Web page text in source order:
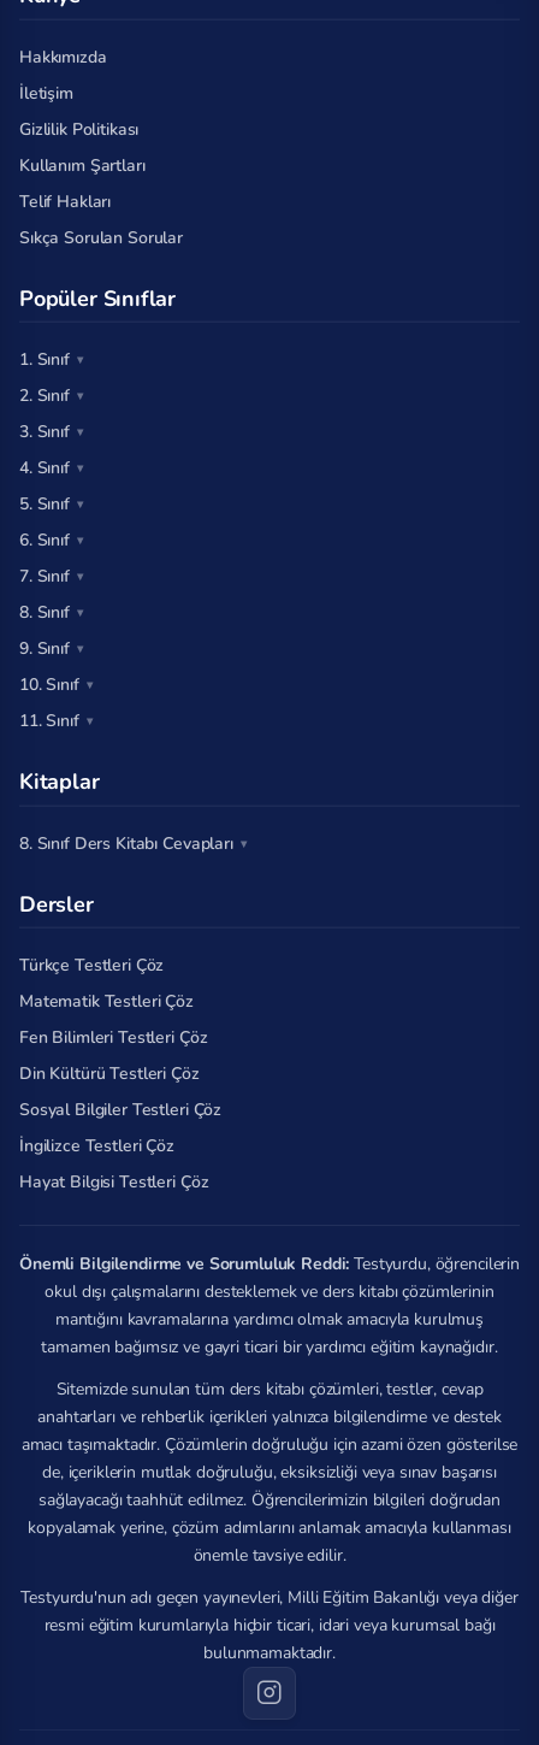
Hakkımızda
İletişim
Gizlilik Politikası
Kullanım Şartları
Telif Hakları
Sıkça Sorulan Sorular
Popüler Sınıflar
1. Sınıf
2. Sınıf
3. Sınıf
4. Sınıf
5. Sınıf
6. Sınıf
7. Sınıf
8. Sınıf
9. Sınıf
10. Sınıf
11. Sınıf
Kitaplar
8. Sınıf Ders Kitabı Cevapları
Dersler
Türkçe Testleri Çöz
Matematik Testleri Çöz
Fen Bilimleri Testleri Çöz
Din Kültürü Testleri Çöz
Sosyal Bilgiler Testleri Çöz
İngilizce Testleri Çöz
Hayat Bilgisi Testleri Çöz
Önemli Bilgilendirme ve Sorumluluk Reddi: Testyurdu, öğrencilerin
okul dışı çalışmalarını desteklemek ve ders kitabı çözümlerinin
mantığını kavramalarına yardımcı olmak amacıyla kurulmuş
tamamen bağımsız ve gayri ticari bir yardımcı eğitim kaynağıdır.
Sitemizde sunulan tüm ders kitabı çözümleri, testler, cevap
anahtarları ve rehberlik içerikleri yalnızca bilgilendirme ve destek
amacı taşımaktadır. Çözümlerin doğruluğu için azami özen gösterilse
de, içeriklerin mutlak doğruluğu, eksiksizliği veya sınav başarısı
sağlayacağı taahhüt edilmez. Öğrencilerimizin bilgileri doğrudan
kopyalamak yerine, çözüm adımlarını anlamak amacıyla kullanması
önemle tavsiye edilir.
Testyurdu'nun adı geçen yayınevleri, Milli Eğitim Bakanlığı veya diğer
resmi eğitim kurumlarıyla hiçbir ticari, idari veya kurumsal bağı
bulunmamaktadır.